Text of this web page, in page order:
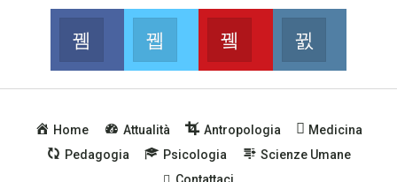
Facebook
Join us on FacebookJoin us on Twitter
Youtube
Join us on Youtube
Home Attualità Antropologia
Medicina
Pedagogia
Psicologia
Scienze Umane
Contattaci